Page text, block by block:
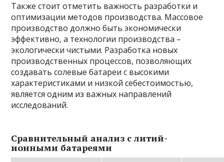
Также стоит отметить важность разработки и
оптимизации методов производства. Массовое
производство должно быть экономически
эффективно, а технологии производства –
экологически чистыми. Разработка новых
производственных процессов, позволяющих
создавать солевые батареи с высокими
характеристиками и низкой себестоимостью,
является одним из важных направлений
исследований.
Сравнительный анализ с литий-
ионными батареями